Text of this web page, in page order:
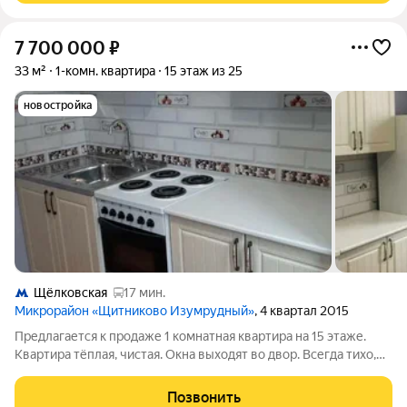
7 700 000 ₽
33 м² 1-комн. квартира 15 этаж из 25
новостройка
Щёлковская
17 мин.
Микрорайон «Щитниково Изумрудный», 4 квартал 2015
Предлагается к продаже 1 комнатная квартира на 15 этаже.
Квартира тёплая, чистая. Окна выходят во двор. Всегда тихо,
площадка. Развитая инфраструктура : магазины, аптеки,
Позвонить